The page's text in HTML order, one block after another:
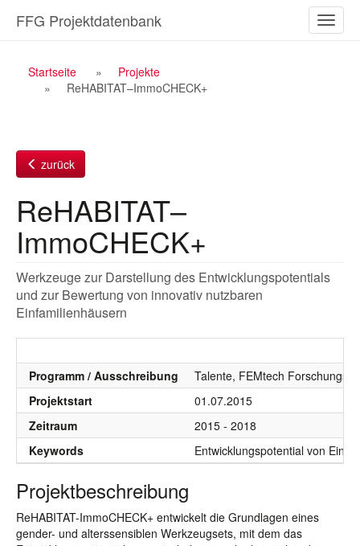
Inhalt
ein-/
FFG Projektdatenbank
Breadcrumb
Navigation
Startseite
Projekte
ReHABITAT–ImmoCHECK+
zurück
ReHABITAT–
ImmoCHECK+
Werkzeuge zur Darstellung des Entwicklungspotentials
und zur Bewertung von innovativ nutzbaren
Einfamilienhäusern
Programm / Ausschreibung
Talente, FEMtech
Projektstart
01.07.2015
Zeitraum
2015 - 2018
Keywords
Entwicklungspotential von
Projektbeschreibung
ReHABITAT-ImmoCHECK+ entwickelt die Grundlagen eines
gender- und alterssensiblen Werkzeugsets, mit dem das